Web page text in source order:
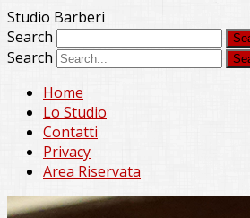
Studio Barberi
Search
Search
Home
Lo Studio
Contatti
Privacy
Area Riservata